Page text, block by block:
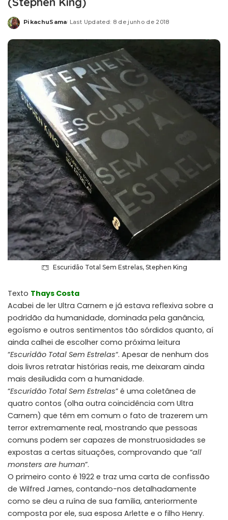
Posted
PikachuSama Last Updated: 8 de junho de 2018
Escuridão Total Sem Estrelas, Stephen King
Texto Thays Costa
Acabei de ler Ultra Carnem e já estava reflexiva sobre a
podridão da humanidade, dominada pela ganância,
egoísmo e outros sentimentos tão sórdidos quanto, aí
ainda calhei de escolher como próxima leitura
“Escuridão Total Sem Estrelas“. Apesar de nenhum dos
dois livros retratar histórias reais, me deixaram ainda
mais desiludida com a humanidade.
“Escuridão Total Sem Estrelas” é uma coletânea de
quatro contos (olha outra coincidência com Ultra
Carnem) que têm em comum o fato de trazerem um
terror extremamente real, mostrando que pessoas
comuns podem ser capazes de monstruosidades se
expostas a certas situações, comprovando que “all
monsters are human”.
O primeiro conto é 1922 e traz uma carta de confissão
de Wilfred James, contando-nos detalhadamente
como se deu a ruína de sua família, anteriormente
composta por ele, sua esposa Arlette e o filho Henry.